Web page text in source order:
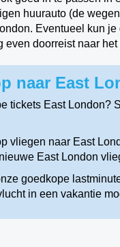
huurauto (de
Eventueel kun
even doorreist naar
naar East
tickets East London?
vliegen naar East
East London
goedkope
in een vakantie